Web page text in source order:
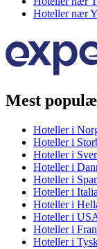
Hoteller nær
Mest
Hoteller i
Hoteller i
Hoteller i
Hoteller i
Hoteller i
Hoteller i Italia
Hoteller i
Hoteller i
Hoteller i
Hoteller i